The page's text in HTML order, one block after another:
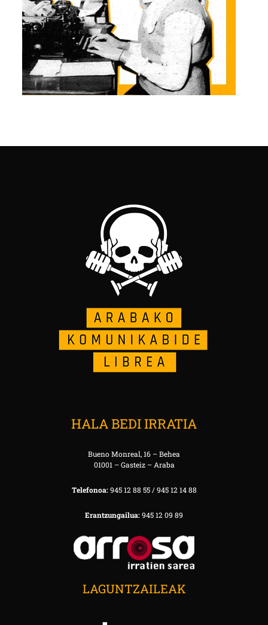
HALA BEDI IRRATIA
Bueno Monreal, 16 – Behea
01001 – Gasteiz – Araba
Telefonoa:945 12 88 55 / 945 12 14 88
Erantzungailua:945 12 09 89
LAGUNTZAILEAK